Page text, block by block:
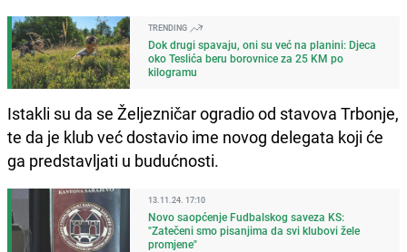
TRENDING
Dok drugi spavaju, oni su već na planini: Djeca
oko Teslića beru borovnice za 25 KM po
kilogramu
Istakli su da se Željezničar ogradio od stavova Trbonje,
te da je klub već dostavio ime novog delegata koji će
ga predstavljati u budućnosti.
13.11.24. 17:10
Novo saopćenje Fudbalskog saveza KS:
"Zatečeni smo pisanjima da svi klubovi žele
promjene"